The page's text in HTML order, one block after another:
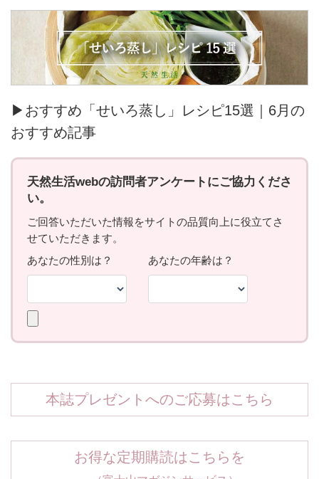
▶おすすめ「せいろ蒸し」レシピ15選｜6月の
おすすめ記事
本誌プレゼントへのご応募はこちら
お得な定期購読はこちらを